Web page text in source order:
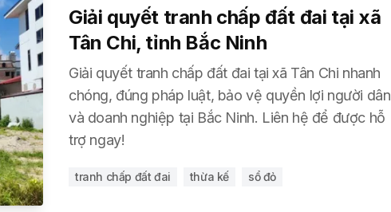
Giải quyết tranh chấp đất đai tại xã
Tân Chi, tỉnh Bắc Ninh
Giải quyết tranh chấp đất đai tại xã Tân Chi nhanh
chóng, đúng pháp luật, bảo vệ quyền lợi người dân
và doanh nghiệp tại Bắc Ninh. Liên hệ để được hỗ
trợ ngay!
tranh chấp đất đai thừa kế sổ đỏ